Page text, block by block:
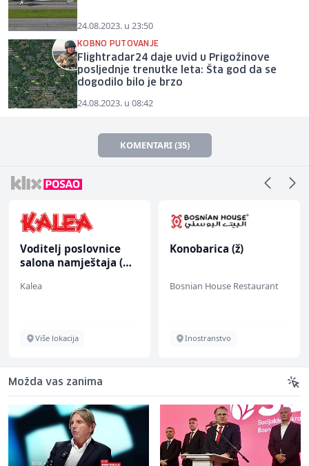
24.08.2023. u 23:50
KOBNO PUTOVANJE
Flightradar24 daje uvid u Prigožinove
posljednje trenutke leta: Šta god da se
dogodilo bilo je brzo
24.08.2023. u 08:42
KOMENTARI (35)
Voditelj poslovnice
salona namještaja (m/
Kalea
Više lokacija
Konobarica (ž)
Bosnian House Restaurant
Inostranstvo
Možda vas zanima